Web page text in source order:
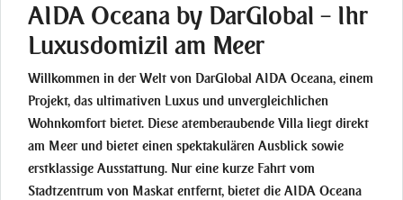
AIDA Oceana by DarGlobal – Ihr
Luxusdomizil am Meer
Willkommen in der Welt von DarGlobal AIDA Oceana, einem
Projekt, das ultimativen Luxus und unvergleichlichen
Wohnkomfort bietet. Diese atemberaubende Villa liegt direkt
am Meer und bietet einen spektakulären Ausblick sowie
erstklassige Ausstattung. Nur eine kurze Fahrt vom
Stadtzentrum von Maskat entfernt, bietet die AIDA Oceana